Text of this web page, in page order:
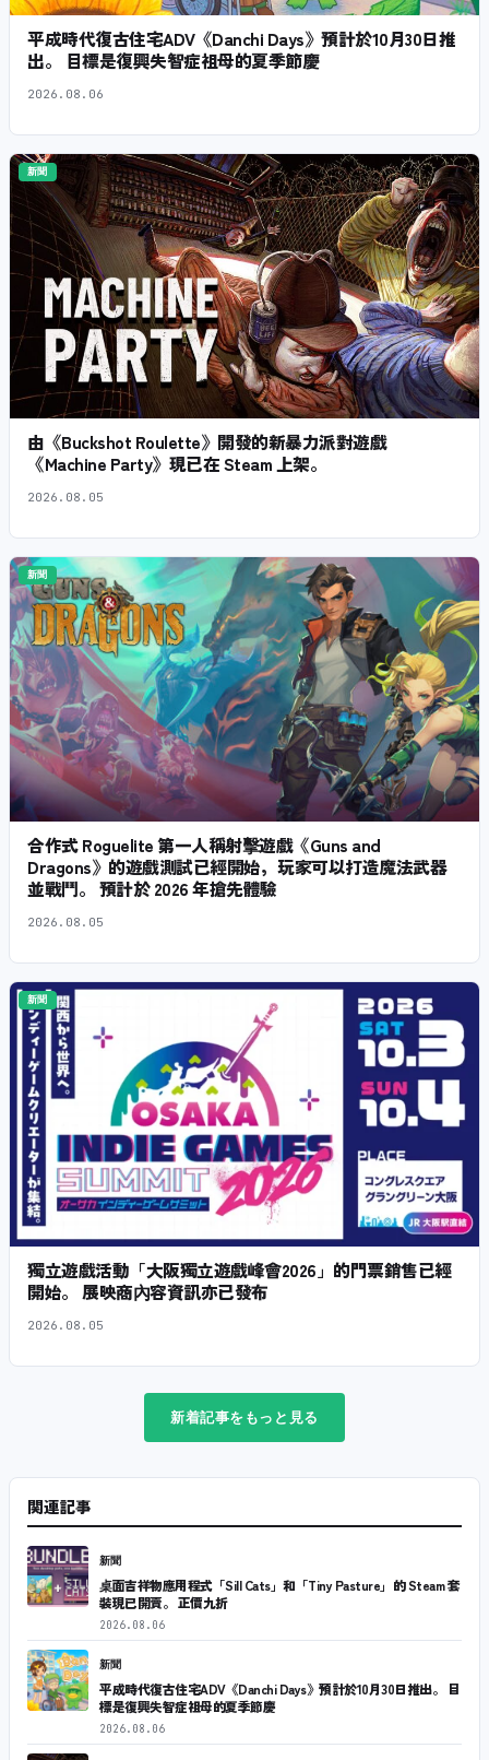
平成時代復古住宅ADV《Danchi Days》預計於10月30日推
出。 目標是復興失智症祖母的夏季節慶
2026.08.06
新聞
由《Buckshot Roulette》開發的新暴力派對遊戲
《Machine Party》現已在 Steam 上架。
2026.08.05
新聞
合作式 Roguelite 第一人稱射擊遊戲《Guns and
Dragons》的遊戲測試已經開始，玩家可以打造魔法武器
並戰鬥。 預計於 2026 年搶先體驗
2026.08.05
新聞
獨立遊戲活動「大阪獨立遊戲峰會2026」的門票銷售已經
開始。 展映商內容資訊亦已發布
2026.08.05
新着記事をもっと見る
関連記事
新聞
桌面吉祥物應用程式「Sill Cats」和「Tiny Pasture」的 Steam 套
裝現已開賣。 正價九折
2026.08.06
新聞
平成時代復古住宅ADV《Danchi Days》預計於10月30日推出。 目
標是復興失智症祖母的夏季節慶
2026.08.06